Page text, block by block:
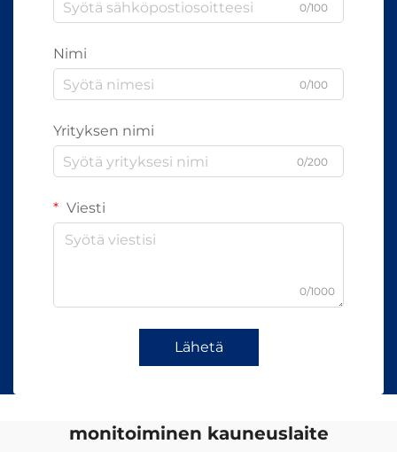
0/100
Nimi
0/100
Yrityksen nimi
0/200
Viesti
0/1000
Lähetä
monitoiminen kauneuslaite